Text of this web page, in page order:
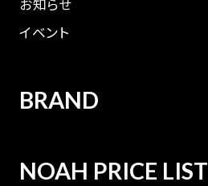
お知らせ
イベント
BRAND
NOAH PRICE LIST